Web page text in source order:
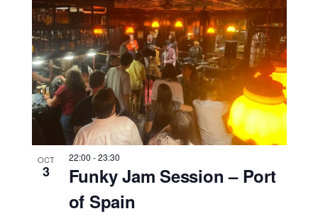
OCT
3
22:00 -23:30
Funky Jam Session – Port
of Spain